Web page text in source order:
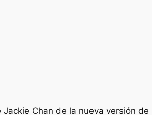
Chan de la nueva versión de